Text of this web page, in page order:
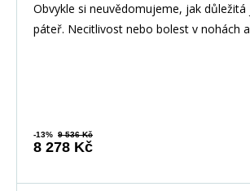
Obvykle si neuvědomujeme, jak důležitá
páteř. Necitlivost nebo bolest v nohách
-13% 9 536 Kč
8 278 Kč